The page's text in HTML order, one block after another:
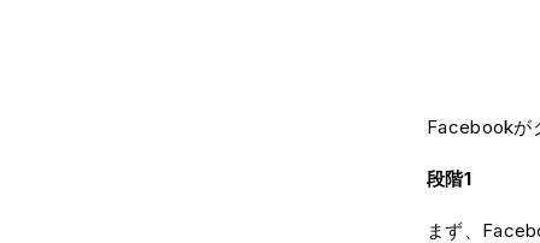
Facebookが
段階1
まず、